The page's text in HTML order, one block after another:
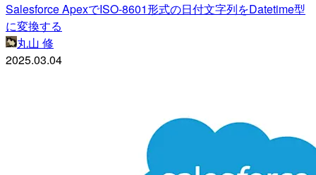
Salesforce ApexでISO-8601形式の日付文字列をDatetime型
に変換する
丸山 修
2025.03.04